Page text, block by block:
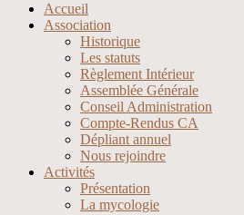
Accueil
Association
Historique
Les statuts
Règlement Intérieur
Assemblée Générale
Conseil Administration
Compte-Rendus CA
Dépliant annuel
Nous rejoindre
Activités
Présentation
La mycologie